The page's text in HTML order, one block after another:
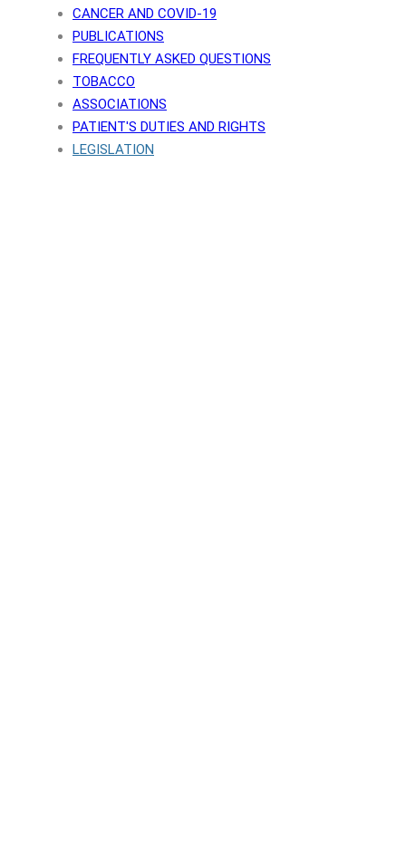
CANCER AND COVID-19
PUBLICATIONS
FREQUENTLY ASKED QUESTIONS
TOBACCO
ASSOCIATIONS
PATIENT'S DUTIES AND RIGHTS
LEGISLATION